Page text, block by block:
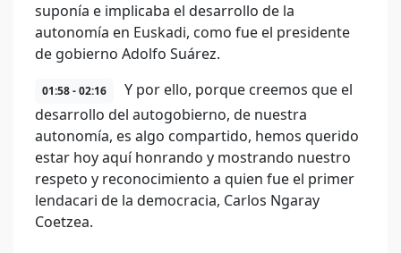
suponía e implicaba el desarrollo de la
autonomía en Euskadi, como fue el presidente
de gobierno Adolfo Suárez.
01:58 - 02:16
Y por ello, porque creemos que el
desarrollo del autogobierno, de nuestra
autonomía, es algo compartido, hemos querido
estar hoy aquí honrando y mostrando nuestro
respeto y reconocimiento a quien fue el primer
lendacari de la democracia, Carlos Ngaray
Coetzea.